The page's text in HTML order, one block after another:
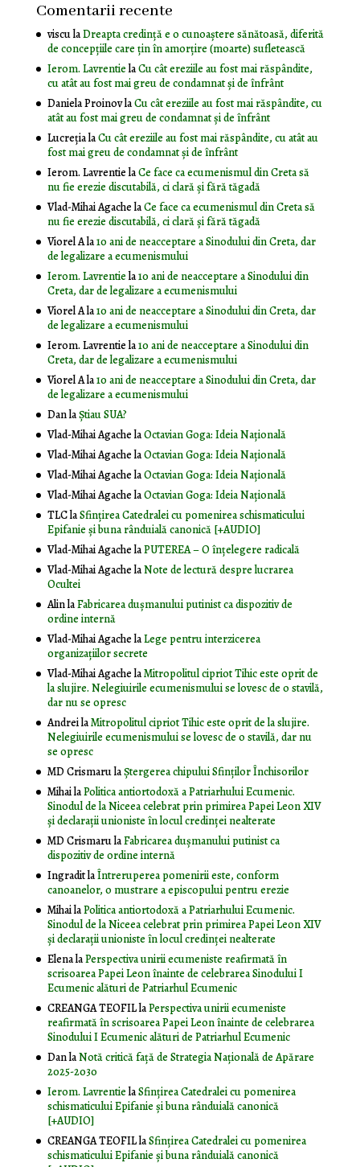
Comentarii recente
visculaDreapta credință e o cunoaștere sănătoasă, diferită
de concepțiile care țin în amorțire (moarte) sufletească
Ierom. LavrentielaCu cât ereziile au fost mai răspândite,
cu atât au fost mai greu de condamnat și de înfrânt
Daniela ProinovlaCu cât ereziile au fost mai răspândite, cu
atât au fost mai greu de condamnat și de înfrânt
LucrețialaCu cât ereziile au fost mai răspândite, cu atât au
fost mai greu de condamnat și de înfrânt
Ierom. LavrentielaCe face ca ecumenismul din Creta să
nu fie erezie discutabilă, ci clară și fără tăgadă
Vlad-Mihai AgachelaCe face ca ecumenismul din Creta să
nu fie erezie discutabilă, ci clară și fără tăgadă
Viorel Ala10 ani de neacceptare a Sinodului din Creta, dar
de legalizare a ecumenismului
Ierom. Lavrentiela10 ani de neacceptare a Sinodului din
Creta, dar de legalizare a ecumenismului
Viorel Ala10 ani de neacceptare a Sinodului din Creta, dar
de legalizare a ecumenismului
Ierom. Lavrentiela10 ani de neacceptare a Sinodului din
Creta, dar de legalizare a ecumenismului
Viorel Ala10 ani de neacceptare a Sinodului din Creta, dar
de legalizare a ecumenismului
DanlaȘtiau SUA?
Vlad-Mihai AgachelaOctavian Goga: Ideia Naţională
Vlad-Mihai AgachelaOctavian Goga: Ideia Naţională
Vlad-Mihai AgachelaOctavian Goga: Ideia Naţională
Vlad-Mihai AgachelaOctavian Goga: Ideia Naţională
TLClaSfințirea Catedralei cu pomenirea schismaticului
Epifanie și buna rânduială canonică [+AUDIO]
Vlad-Mihai AgachelaPUTEREA – O înţelegere radicală
Vlad-Mihai AgachelaNote de lectură despre lucrarea
Ocultei
AlinlaFabricarea dușmanului putinist ca dispozitiv de
ordine internă
Vlad-Mihai AgachelaLege pentru interzicerea
organizaţiilor secrete
Vlad-Mihai AgachelaMitropolitul cipriot Tihic este oprit de
la slujire. Nelegiuirile ecumenismului se lovesc de o stavilă,
dar nu se opresc
AndreilaMitropolitul cipriot Tihic este oprit de la slujire.
Nelegiuirile ecumenismului se lovesc de o stavilă, dar nu
se opresc
MD CrismarulaŞtergerea chipului Sfinţilor Închisorilor
MihailaPolitica antiortodoxă a Patriarhului Ecumenic.
Sinodul de la Niceea celebrat prin primirea Papei Leon XIV
și declarații unioniste în locul credinței nealterate
MD CrismarulaFabricarea dușmanului putinist ca
dispozitiv de ordine internă
IngraditlaÎntreruperea pomenirii este, conform
canoanelor, o mustrare a episcopului pentru erezie
MihailaPolitica antiortodoxă a Patriarhului Ecumenic.
Sinodul de la Niceea celebrat prin primirea Papei Leon XIV
și declarații unioniste în locul credinței nealterate
ElenalaPerspectiva unirii ecumeniste reafirmată în
scrisoarea Papei Leon înainte de celebrarea Sinodului I
Ecumenic alături de Patriarhul Ecumenic
CREANGA TEOFILlaPerspectiva unirii ecumeniste
reafirmată în scrisoarea Papei Leon înainte de celebrarea
Sinodului I Ecumenic alături de Patriarhul Ecumenic
DanlaNotă critică faţă de Strategia Naţională de Apărare
2025-2030
Ierom. LavrentielaSfințirea Catedralei cu pomenirea
schismaticului Epifanie și buna rânduială canonică
[+AUDIO]
CREANGA TEOFILlaSfințirea Catedralei cu pomenirea
schismaticului Epifanie și buna rânduială canonică